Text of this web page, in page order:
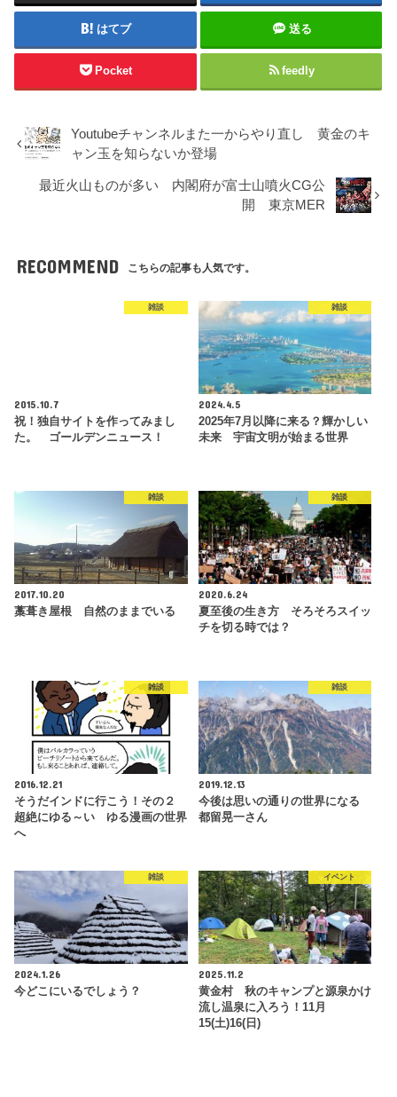
はてブ 送る
Pocket feedly
Youtubeチャンネルまた一からやり直し 黄金のキ
ャン玉を知らないか登場
最近火山ものが多い 内閣府が富士山噴火CG公
開 東京MER
RECOMMEND こちらの記事も人気です。
雑談
2015.10.7
祝！独自サイトを作ってみまし
た。 ゴールデンニュース！
雑談
2024.4.5
2025年7月以降に来る？輝かしい
未来 宇宙文明が始まる世界
雑談
2017.10.20
藁葺き屋根 自然のままでいる
雑談
2020.6.24
夏至後の生き方 そろそろスイッ
チを切る時では？
雑談
2016.12.21
そうだインドに行こう！その２
超絶にゆる～い ゆる漫画の世界
へ
雑談
2019.12.13
今後は思いの通りの世界になる
都留晃一さん
雑談
2024.1.26
今どこにいるでしょう？
イベント
2025.11.2
黄金村 秋のキャンプと源泉かけ
流し温泉に入ろう！11月
15(土)16(日)